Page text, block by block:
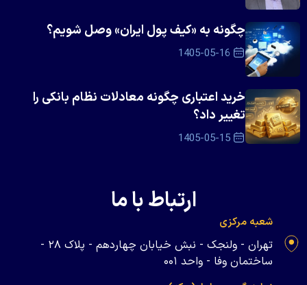
چگونه به «کیف پول ایران» وصل شویم؟
1405-05-16
خرید اعتباری چگونه معادلات نظام بانکی را
تغییر داد؟
1405-05-15
ارتباط با ما
شعبه مرکزی
تهران - ولنجک - نبش خیابان چهاردهم - پلاک ۲۸ -
ساختمان وفا - واحد ۰۰۱